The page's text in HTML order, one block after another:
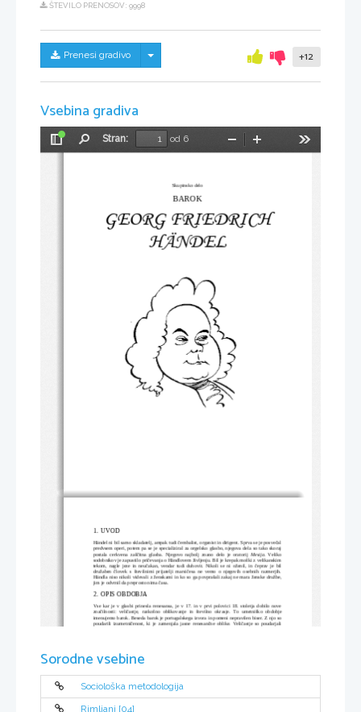
ŠTEVILO PRENOSOV: 9998
Prenesi gradivo Skrij/prikaži meni +12
Vsebina gradiva
Preklopi
Stran:
od 6
Pomanjšaj
Skupinsko delo
BAROK
GEORG FRIEDRICH
HÄNDEL
1. UVOD
Händel ni bil samo skladatelj, ampak tudi čembalist, organist in dirigent. Sprva se je posvečal
predvsem operi, potem pa se je specializiral za orgelsko glasbo, njegova dela so tako skoraj
postala   cerkvena   zaščitna   glasba.   Njegovo   najbolj   znano   delo   je   oratorij Mesija.   Veliko
sodobnikov je zapustilo pričevanja o Händlovem življenju. Bil je krepak moški z velikanskim
tekom,  nagle   jeze  in  neučakan,  vendar  tudi   duhovit.  Nikoli  se ni  oženil,   in  čeprav  je  bil
družaben   človek   s   številnimi   prijatelji   marsičesa   ne   vemo   o   njegovih   osebnih   razmerjih.
Händla niso nikoli videvali z ženskami in ko so ga povprašali zakaj ne mara ženske družbe,
jim je odvrnil da preprosto nima časa.
2. OPIS OBDOBJA
Vse kar je v glasbi prinesla renesansa, je v 17. in v prvi polovici 18. stoletja dobilo nove
značilnosti:   veličastje,   razkošno   oblikovanje   in   številno   okrasje.   To   umetniško   obdobje
imenujemo barok. Beseda barok je portugalskega izvora in pomeni nepravilen biser. Z njo so
poudarili izumetničenost, ki je zamenjala jasne renesančne oblike. Veličastje so poudarjali
Opera  je bila posebno priljubljena v baroku. Značilno je bilo baročno razkošje, ki se je
se   sprva   pojavile   v   italijanskih   mestih,   namenjene   pa   so   bile   predvsem   plemstvu   in
bogatim meščanom. Skupaj z operami so se proslavili njihovi skladatelji, ki so v tistih
pripelje do prenove opere, za kar je imel največ zaslug Gluck.
Sorodne vsebine
Sociološka metodologija
Rimljani [04]